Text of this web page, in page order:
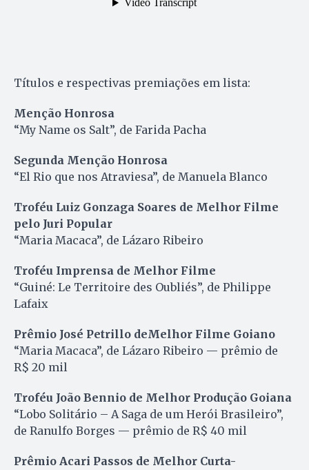
Títulos e respectivas premiações em lista:
Menção Honrosa
“My Name os Salt”, de Farida Pacha
Segunda Menção Honrosa
“El Rio que nos Atraviesa”, de Manuela Blanco
Troféu Luiz Gonzaga Soares de Melhor Filme
pelo Juri Popular
“Maria Macaca”, de Lázaro Ribeiro
Troféu Imprensa de Melhor Filme
“Guiné: Le Territoire des Oubliés”, de Philippe
Lafaix
Prêmio José Petrillo deMelhor Filme Goiano
“Maria Macaca”, de Lázaro Ribeiro — prêmio de
R$ 20 mil
Troféu João Bennio de Melhor Produção Goiana
“Lobo Solitário – A Saga de um Herói Brasileiro”,
de Ranulfo Borges — prêmio de R$ 40 mil
Prêmio Acari Passos de Melhor Curta-